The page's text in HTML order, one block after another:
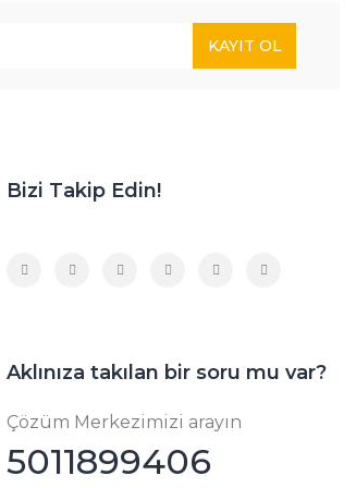
KAYIT OL
Bizi Takip Edin!
Aklınıza takılan bir soru mu var?
Çözüm Merkezimizi arayın
5011899406